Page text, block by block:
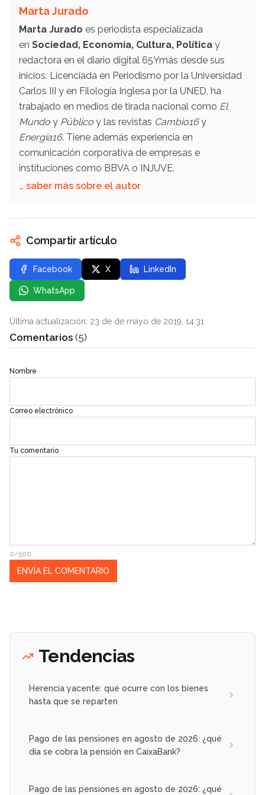
Marta Jurado
Marta Jurado es periodista especializada
en Sociedad, Economía, Cultura, Política y
redactora en el diario digital 65Ymás desde sus
inicios. Licenciada en Periodismo por la Universidad
Carlos III y en Filología Inglesa por la UNED, ha
trabajado en medios de tirada nacional como El
Mundo y Público y las revistas Cambio16y
Energía16. Tiene además experiencia en
comunicación corporativa de empresas e
instituciones como BBVA o INJUVE.
… saber más sobre el autor
Compartir artículo
Facebook X LinkedIn
WhatsApp
Última actualización: 23 de de mayo de 2019, 14:31
Comentarios (5)
Nombre
Correo electrónico
Tu comentario
0/500
Tendencias
Herencia yacente: qué ocurre con los bienes
hasta que se reparten
Pago de las pensiones en agosto de 2026: ¿qué
día se cobra la pensión en CaixaBank?
Pago de las pensiones en agosto de 2026: ¿qué